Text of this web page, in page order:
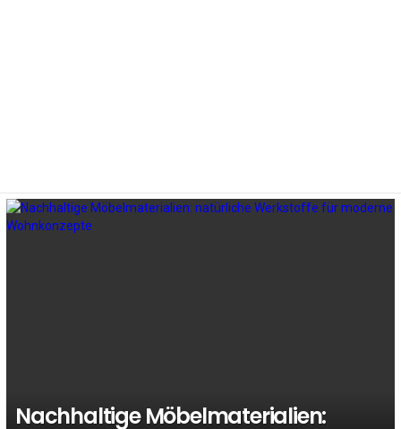
LATEST
Nachhaltige Möbelmaterialien: